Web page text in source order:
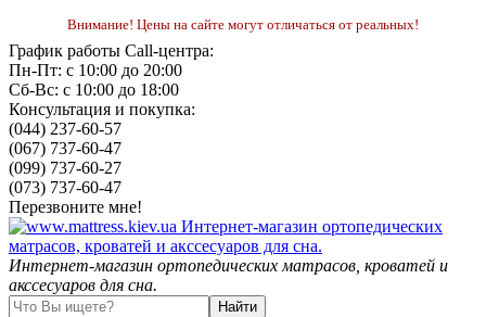
Внимание! Цены на сайте могут отличаться от реальных!
График работы Call-центра:
Пн-Пт: с 10:00 до 20:00
Сб-Вс: с 10:00 до 18:00
Консультация и покупка:
(044) 237-60-57
(067) 737-60-47
(099) 737-60-27
(073) 737-60-47
Перезвоните мне!
Интернет-магазин ортопедических матрасов, кроватей и
акссесуаров для сна.